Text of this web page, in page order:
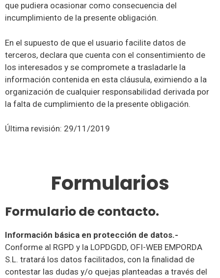
que pudiera ocasionar como consecuencia del
incumplimiento de la presente obligación.
En el supuesto de que el usuario facilite datos de
terceros, declara que cuenta con el consentimiento de
los interesados y se compromete a trasladarle la
información contenida en esta cláusula, eximiendo a la
organización de cualquier responsabilidad derivada por
la falta de cumplimiento de la presente obligación.
Última revisión: 29/11/2019
Formularios
Formulario de contacto.
Información básica en protección de datos.-
Conforme al RGPD y la LOPDGDD, OFI-WEB EMPORDA
S.L. tratará los datos facilitados, con la finalidad de
contestar las dudas y/o quejas planteadas a través del